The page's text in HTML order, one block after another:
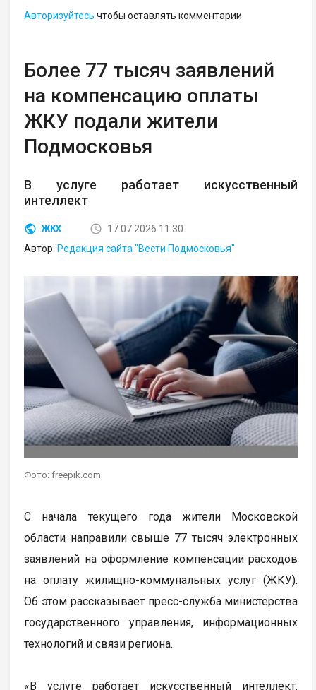
Авторизуйтесь чтобы оставлять комментарии
Более 77 тысяч заявлений
на компенсацию оплаты
ЖКУ подали жители
Подмосковья
В услуге работает искусственный
интеллект
ЖКХ
17.07.2026 11:30
Автор:Редакция сайта "Вести Подмосковья"
Фото: freepik.com
С начала текущего года жители Московской
области направили свыше 77 тысяч электронных
заявлений на оформление компенсации расходов
на оплату жилищно-коммунальных услуг (ЖКУ).
Об этом рассказывает пресс-служба министерства
государственного управления, информационных
технологий и связи региона.
«В услуге работает искусственный интеллект.